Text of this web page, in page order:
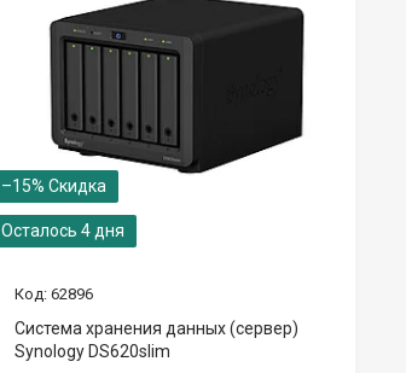
–15%
Осталось 4 дня
62896
Система хранения данных (сервер)
Synology DS620slim